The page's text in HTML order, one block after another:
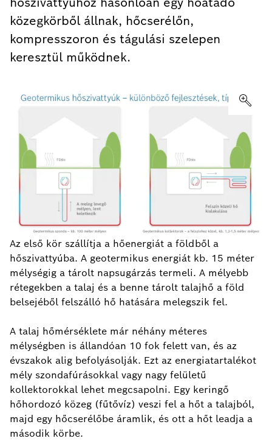
közegkörből állnak, hőcserélőn,
kompresszoron és tágulási szelepen
keresztül működnek.
Az első kör szállítja a hőenergiát a földből a
hőszivattyúba. A geotermikus energiát kb. 15 méter
mélységig a tárolt napsugárzás termeli. A mélyebb
rétegekben a talaj és a benne tárolt talajhő a föld
belsejéből felszálló hő hatására melegszik fel.
A talaj hőmérséklete már néhány méteres
mélységben is állandóan 10 fok felett van, és az
évszakok alig befolyásolják. Ezt az energiatartalékot
mély szondafúrásokkal vagy nagy felületű
kollektorokkal lehet megcsapolni. Egy keringő
hőhordozó közeg (fűtővíz) veszi fel a hőt a talajból,
majd egy hőcserélőbe áramlik, és ott a hőt leadja a
második körbe.